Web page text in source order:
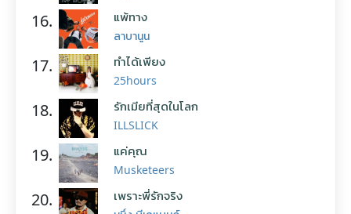
16. แพ้ทาง
ลาบานูน
17. ทำได้เพียง
25hours
18. รักเมียที่สุดในโลก
ILLSLICK
19. แค่คุณ
Musketeers
20. เพราะพี่รักจริง